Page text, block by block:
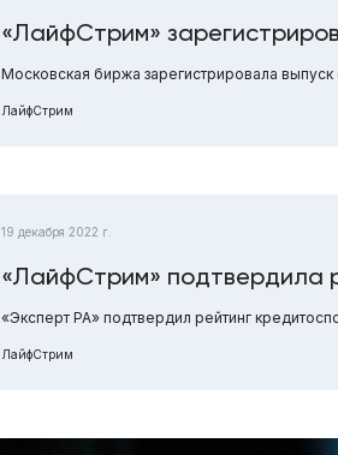
«ЛайфСтрим»
Московская биржа зарегистрировала
ЛайфСтрим
19 декабря 2022 г.
«ЛайфСтрим» подтвердила
«Эксперт РА» подтвердил рейтинг
ЛайфСтрим